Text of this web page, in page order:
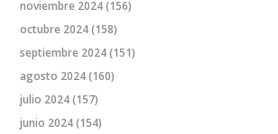
noviembre 2024(156)
octubre 2024(158)
septiembre 2024(151)
agosto 2024(160)
julio 2024(157)
junio 2024(154)